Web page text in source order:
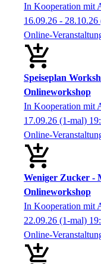
In Kooperation mit
16.09.26 - 28.10.26
Online-
Speiseplan
Onlineworkshop
In Kooperation mit
17.09.26 (1-mal)
Online-
Weniger Zucker -
Onlineworkshop
In Kooperation mit
22.09.26 (1-mal)
Online-